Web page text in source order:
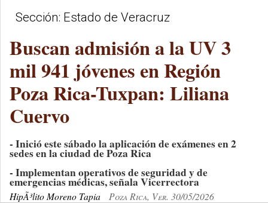
Sección: Estado de Veracruz
Buscan admisión a la UV 3
mil 941 jóvenes en Región
Poza Rica-Tuxpan: Liliana
Cuervo
- Inició este sábado la aplicación de exámenes en 2
sedes en la ciudad de Poza Rica
- Implementan operativos de seguridad y de
emergencias médicas, señala Vicerrectora
HipÃ³lito Moreno Tapia Poza Rica, Ver. 30/05/2026